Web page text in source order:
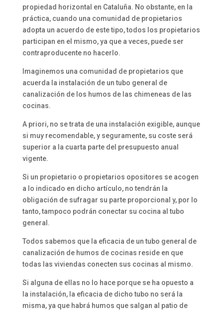
propiedad horizontal en Cataluña. No obstante, en la
práctica, cuando una comunidad de propietarios
adopta un acuerdo de este tipo, todos los propietarios
participan en el mismo, ya que a veces, puede ser
contraproducente no hacerlo.
Imaginemos una comunidad de propietarios que
acuerda la instalación de un tubo general de
canalización de los humos de las chimeneas de las
cocinas.
A priori, no se trata de una instalación exigible, aunque
si muy recomendable, y seguramente, su coste será
superior a la cuarta parte del presupuesto anual
vigente.
Si un propietario o propietarios opositores se acogen
a lo indicado en dicho artículo, no tendrán la
obligación de sufragar su parte proporcional y, por lo
tanto, tampoco podrán conectar su cocina al tubo
general.
Todos sabemos que la eficacia de un tubo general de
canalización de humos de cocinas reside en que
todas las viviendas conecten sus cocinas al mismo.
Si alguna de ellas no lo hace porque se ha opuesto a
la instalación, la eficacia de dicho tubo no será la
misma, ya que habrá humos que salgan al patio de